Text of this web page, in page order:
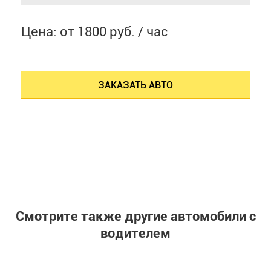
Цена: от 1800 руб. / час
ЗАКАЗАТЬ АВТО
Смотрите также другие автомобили с
водителем